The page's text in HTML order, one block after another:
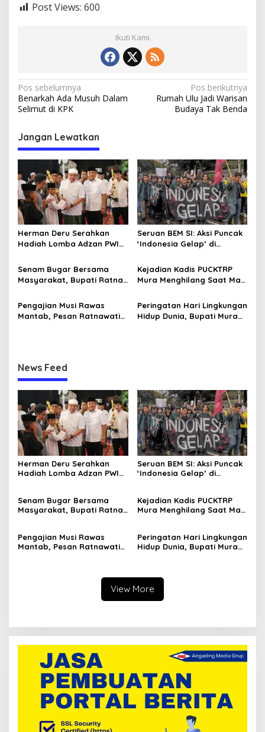
Post Views: 600
Ikuti Kami
N
a
i
g
a
s
i
p
o
Pos sebelumnya
Benarkah Ada Musuh Dalam
Selimut di KPK
Pos berikutnya
Rumah Ulu Jadi Warisan
Budaya Tak Benda
Jangan Lewatkan
Herman Deru Serahkan
Hadiah Lomba Adzan PWI
Syiar Islam
Seruan BEM SI: Aksi Puncak
‘Indonesia Gelap’ di
Ketat Ditengah Pelantikan
Kepala Daerah
Senam Bugar Bersama
Masyarakat, Bupati Ratna
Kebersamaan dan
Lanjutkan Musi Rawas
Kejadian Kadis PUCKTRP
Mura Menghilang Saat Mau
Sebagai Pejabat Baperan
Pengajian Musi Rawas
Mantab, Pesan Ratnawati
Peringatan Hari Lingkungan
Hidup Dunia, Bupati Mura
News Feed
Herman Deru Serahkan
Hadiah Lomba Adzan PWI
Seruan BEM SI: Aksi Puncak
‘Indonesia Gelap’ di
Kepala Daerah
Senam Bugar Bersama
Masyarakat, Bupati Ratna
Lanjutkan Musi Rawas
Mantab
Kejadian Kadis PUCKTRP
Mura Menghilang Saat Mau
Pengajian Musi Rawas
Mantab, Pesan Ratnawati
Peringatan Hari Lingkungan
Hidup Dunia, Bupati Mura
View More